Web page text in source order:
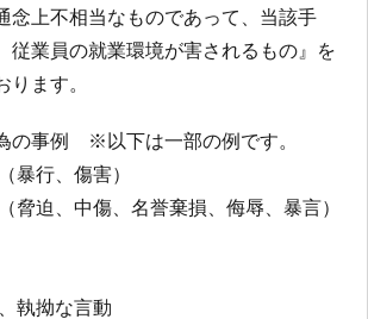
念上不相当なものであって、当該手
従業員の就業環境が害されるもの』を
ります。
の事例 ※以下は一部の例です。
暴行、傷害）
脅迫、中傷、名誉棄損、侮辱、暴言）
執拗な言動